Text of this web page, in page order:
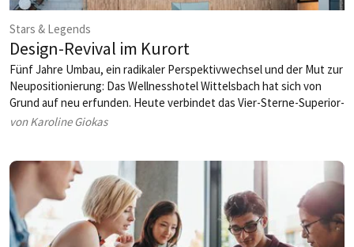
Stars & Legends
Design-Revival im Kurort
Fünf Jahre Umbau, ein radikaler Perspektivwechsel und der Mut zur
Neu­positionierung: Das Wellnesshotel Wittelsbach hat sich von
Grund auf neu erfunden. Heute verbindet das Vier-Sterne-Superior-
Haus stilvolles Interieur, moderne Wellnesswelten und regionale
von Karoline Giokas